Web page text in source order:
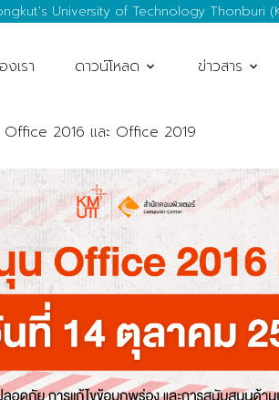
University of Technology Thonburi
งเรา ดาวน์โหลด ข่าวสาร
Office 2016 และ Office 2019